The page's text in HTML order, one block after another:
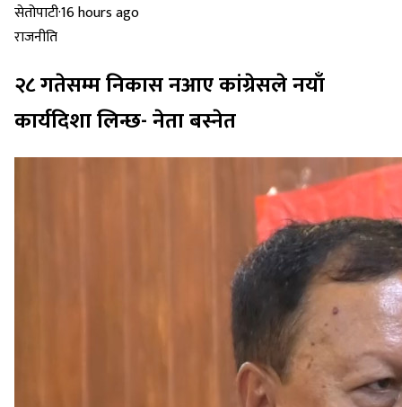
सेतोपाटी·16 hours ago
राजनीति
२८ गतेसम्म निकास नआए कांग्रेसले नयाँ
कार्यदिशा लिन्छ- नेता बस्नेत